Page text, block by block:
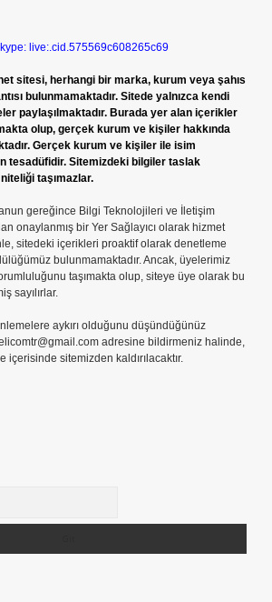
live:.cid.575569c608265c69
sitesi, herhangi bir marka, kurum veya şahıs
bulunmamaktadır. Sitede yalnızca kendi
paylaşılmaktadır. Burada yer alan içerikler
olup, gerçek kurum ve kişiler hakkında
Gerçek kurum ve kişiler ile isim
tesadüfidir. Sitemizdeki bilgiler taslak
taşımazlar.
gereğince Bilgi Teknolojileri ve İletişim
onaylanmış bir Yer Sağlayıcı olarak hizmet
sitedeki içerikleri proaktif olarak denetleme
bulunmamaktadır. Ancak, üyelerimiz
taşımakta olup, siteye üye olarak bu
sayılırlar.
aykırı olduğunu düşündüğünüz
adresine bildirmeniz halinde,
sitemizden kaldırılacaktır.